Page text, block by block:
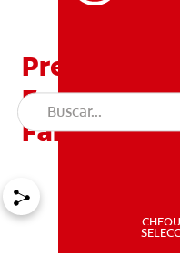
Preguntas Y
Frecuentes
Familias